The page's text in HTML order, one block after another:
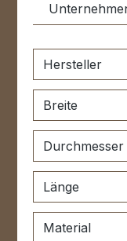
Hersteller
Breite
Durchmesser
Länge
Material